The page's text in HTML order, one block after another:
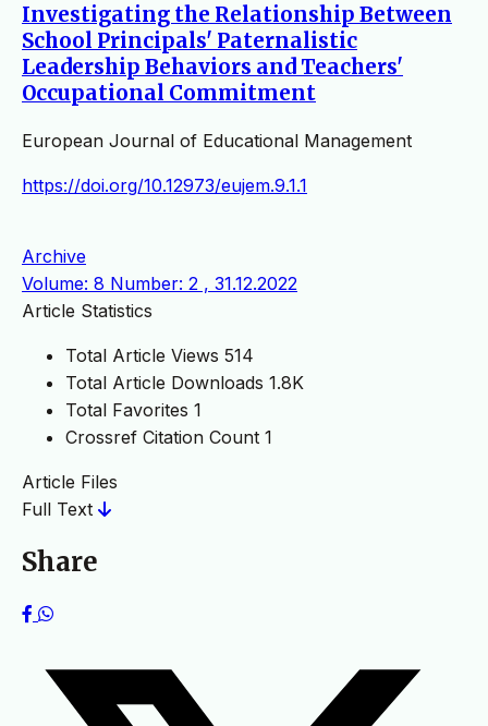
Investigating the Relationship Between
School Principals' Paternalistic
Leadership Behaviors and Teachers'
Occupational Commitment
European Journal of Educational Management
https://doi.org/10.12973/eujem.9.1.1
Archive
Volume: 8 Number: 2 , 31.12.2022
Article Statistics
Total Article Views 514
Total Article Downloads 1.8K
Total Favorites 1
Crossref Citation Count 1
Article Files
Full Text
Share